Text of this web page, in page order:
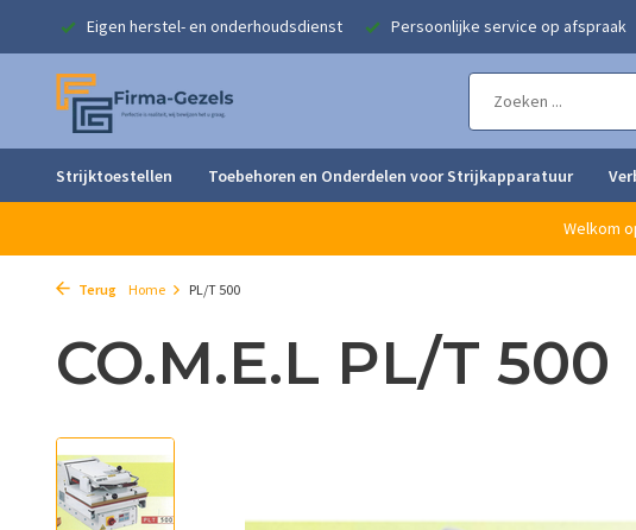
Eigen herstel- en onderhoudsdienst Persoonlijke service op afspraak
Strijktoestellen Toebehoren en Onderdelen voor Strijkapparatuur
Welkom
Terug Home PL/T 500
CO.M.E.L PL/T 500